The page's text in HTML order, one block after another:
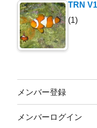
TRN
(1)
メンバー登録
メンバーログイン